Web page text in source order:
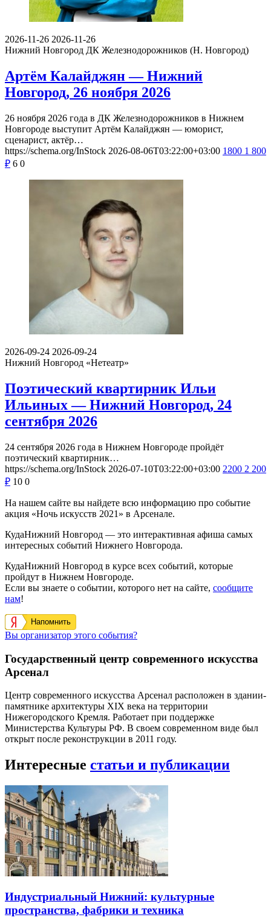
2026-11-26 2026-11-26
Нижний Новгород ДК Железнодорожников (Н. Новгород)
Артём Калайджян — Нижний
Новгород, 26 ноября 2026
26 ноября 2026 года в ДК Железнодорожников в Нижнем
Новгороде выступит Артём Калайджян — юморист,
сценарист, актёр…
https://schema.org/InStock 2026-08-06T03:22:00+03:00 1800 1 800
₽ 6 0
2026-09-24 2026-09-24
Нижний Новгород «Нетеатр»
Поэтический квартирник Ильи
Ильиных — Нижний Новгород, 24
сентября 2026
24 сентября 2026 года в Нижнем Новгороде пройдёт
поэтический квартирник…
https://schema.org/InStock 2026-07-10T03:22:00+03:00 2200 2 200
₽ 10 0
На нашем сайте вы найдете всю информацию про событие
акция «Ночь искусств 2021» в Арсенале.
КудаНижний Новгород — это интерактивная афиша самых
интересных событий Нижнего Новгорода.
КудаНижний Новгород в курсе всех событий, которые
пройдут в Нижнем Новгороде.
Если вы знаете о событии, которого нет на сайте, сообщите
нам!
Напомнить
Вы организатор этого события?
Государственный центр современного искусства
Арсенал
Центр современного искусства Арсенал расположен в здании-
памятнике архитектуры XIX века на территории
Нижегородского Кремля. Работает при поддержке
Министерства Культуры РФ. В своем современном виде был
открыт после реконструкции в 2011 году.
Интересные статьи и публикации
Индустриальный Нижний: культурные
пространства, фабрики и техника